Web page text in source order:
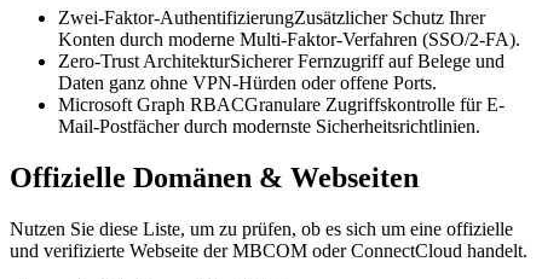
Zwei-Faktor-AuthentifizierungZusätzlicher Schutz Ihrer
Konten durch moderne Multi-Faktor-Verfahren (SSO/2-FA).
Zero-Trust ArchitekturSicherer Fernzugriff auf Belege und
Daten ganz ohne VPN-Hürden oder offene Ports.
Microsoft Graph RBACGranulare Zugriffskontrolle für E-
Mail-Postfächer durch modernste Sicherheitsrichtlinien.
Offizielle Domänen & Webseiten
Nutzen Sie diese Liste, um zu prüfen, ob es sich um eine offizielle
und verifizierte Webseite der MBCOM oder ConnectCloud handelt.